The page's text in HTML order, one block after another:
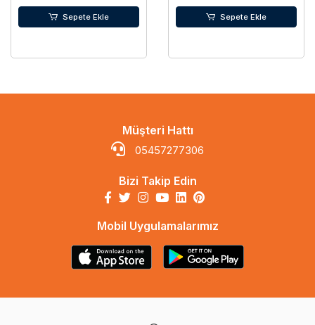
Sepete Ekle Sepete Ekle
Müşteri Hattı
05457277306
Bizi Takip Edin
Mobil Uygulamalarımız